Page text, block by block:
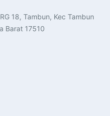
18, Tambun, Kec Tambun
Barat 17510​